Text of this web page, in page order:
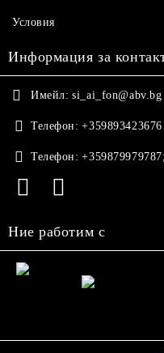
Условия
Информация за
Имейл: si_ai_fon@abv.bg
Телефон: +359893423676
Телефон:
Ние работим с